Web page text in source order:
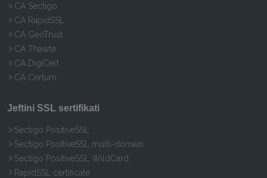
CA Sectigo
CA RapidSSL
CA GeoTrust
CA Thawte
CA DigiCert
CA Certum
Jeftini SSL sertifikati
Sectigo PositiveSSL
Sectigo PositiveSSL multi-domain
Sectigo PositiveSSL WildCard
RapidSSL certificate